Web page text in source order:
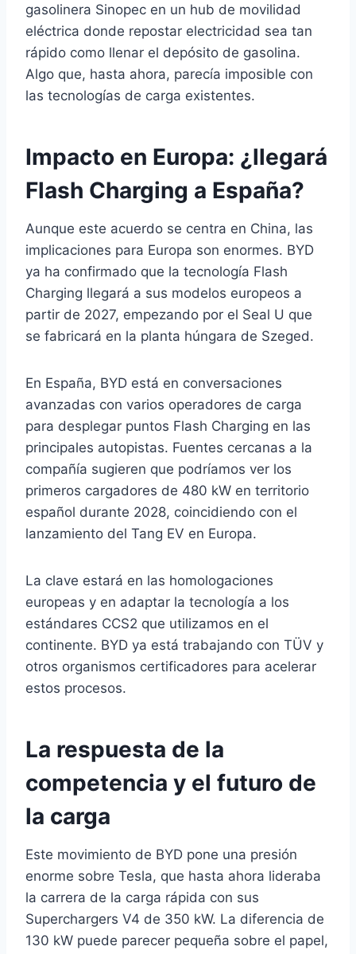
gasolinera Sinopec en un hub de movilidad
eléctrica donde repostar electricidad sea tan
rápido como llenar el depósito de gasolina.
Algo que, hasta ahora, parecía imposible con
las tecnologías de carga existentes.
Impacto en Europa: ¿llegará
Flash Charging a España?
Aunque este acuerdo se centra en China, las
implicaciones para Europa son enormes. BYD
ya ha confirmado que la tecnología Flash
Charging llegará a sus modelos europeos a
partir de 2027, empezando por el Seal U que
se fabricará en la planta húngara de Szeged.
En España, BYD está en conversaciones
avanzadas con varios operadores de carga
para desplegar puntos Flash Charging en las
principales autopistas. Fuentes cercanas a la
compañía sugieren que podríamos ver los
primeros cargadores de 480 kW en territorio
español durante 2028, coincidiendo con el
lanzamiento del Tang EV en Europa.
La clave estará en las homologaciones
europeas y en adaptar la tecnología a los
estándares CCS2 que utilizamos en el
continente. BYD ya está trabajando con TÜV y
otros organismos certificadores para acelerar
estos procesos.
La respuesta de la
competencia y el futuro de
la carga
Este movimiento de BYD pone una presión
enorme sobre Tesla, que hasta ahora lideraba
la carrera de la carga rápida con sus
Superchargers V4 de 350 kW. La diferencia de
130 kW puede parecer pequeña sobre el papel,